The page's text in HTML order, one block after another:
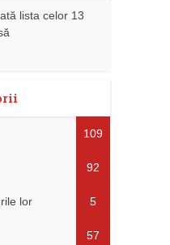
lista celor 13
109
92
lor 5
57